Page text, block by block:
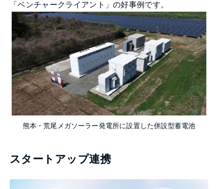
「ベンチャークライアント」の好事例です。
熊本・荒尾メガソーラー発電所に設置した併設型蓄電池
スタートアップ連携